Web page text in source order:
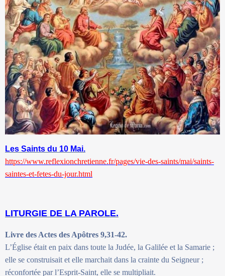
Les Saints du 10 Mai.
https://www.reflexionchretienne.fr/pages/vie-des-saints/mai/saints-
saintes-et-fetes-du-jour.html
LITURGIE DE LA PAROLE.
Livre des Actes des Apôtres 9,31-42.
L’Église était en paix dans toute la Judée, la Galilée et la Samarie ;
elle se construisait et elle marchait dans la crainte du Seigneur ;
réconfortée par l’Esprit-Saint, elle se multipliait.